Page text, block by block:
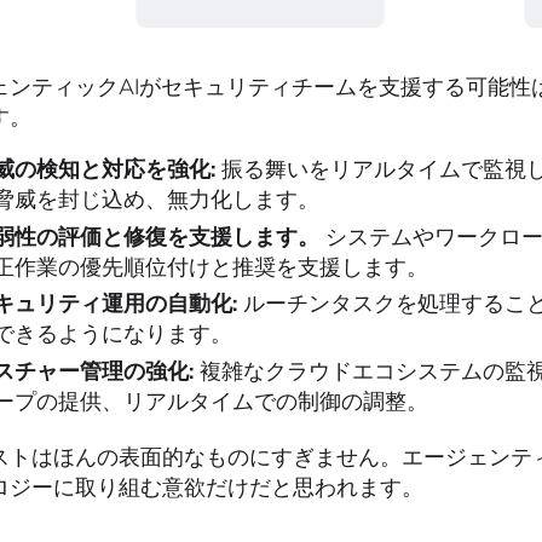
ンティックAIがセキュリティチームを支援する可能
の検知と対応を強化: 振る舞いをリアルタイムで監視
威を封じ込め、無力化します。
性の評価と修復を支援します。 システムやワークロ
作業の優先順位付けと推奨を支援します。
ュリティ運用の自動化: ルーチンタスクを処理するこ
きるようになります。
チャー管理の強化:複雑なクラウドエコシステムの監
プの提供、リアルタイムでの制御の調整。
トはほんの表面的なものにすぎません。エージェン
ジーに取り組む意欲だけだと思われます。